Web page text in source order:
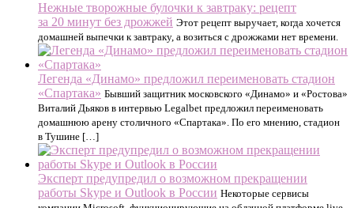
Нежные творожные булочки к завтраку: рецепт
за 20 минут без дрожжей Этот рецепт выручает, когда хочется
домашней выпечки к завтраку, а возиться с дрожжами нет времени.
Легенда «Динамо» предложил переименовать стадион
«Спартака» Бывший защитник московского «Динамо» и «Ростова»
Виталий Дьяков в интервью Legalbet предложил переименовать
домашнюю арену столичного «Спартака». По его мнению, стадион
в Тушине […]
Эксперт предупредил о возможном прекращении
работы Skype и Outlook в России Некоторые сервисы